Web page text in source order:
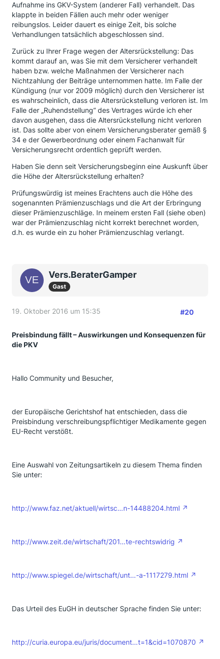
Aufnahme ins GKV-System (anderer Fall) verhandelt. Das
klappte in beiden Fällen auch mehr oder weniger
reibungslos. Leider dauert es einige Zeit, bis solche
Verhandlungen tatsächlich abgeschlossen sind.
Zurück zu Ihrer Frage wegen der Altersrückstellung: Das
kommt darauf an, was Sie mit dem Versicherer verhandelt
haben bzw. welche Maßnahmen der Versicherer nach
Nichtzahlung der Beiträge unternommen hatte. Im Falle der
Kündigung (nur vor 2009 möglich) durch den Versicherer ist
es wahrscheinlich, dass die Altersrückstellung verloren ist. Im
Falle der „Ruhendstellung“ des Vertrages würde ich eher
davon ausgehen, dass die Altersrückstellung nicht verloren
ist. Das sollte aber von einem Versicherungsberater gemäß §
34 e der Gewerbeordnung oder einem Fachanwalt für
Versicherungsrecht ordentlich geprüft werden.
Haben Sie denn seit Versicherungsbeginn eine Auskunft über
die Höhe der Altersrückstellung erhalten?
Prüfungswürdig ist meines Erachtens auch die Höhe des
sogenannten Prämienzuschlags und die Art der Erbringung
dieser Prämienzuschläge. In meinem ersten Fall (siehe oben)
war der Prämienzuschlag nicht korrekt berechnet worden,
d.h. es wurde ein zu hoher Prämienzuschlag verlangt.
Vers.BeraterGamper
Gast
19. Oktober 2016 um 15:35 #20
Preisbindung fällt – Auswirkungen und Konsequenzen für
die PKV
Hallo Community und Besucher,
der Europäische Gerichtshof hat entschieden, dass die
Preisbindung verschreibungspflichtiger Medikamente gegen
EU-Recht verstößt.
Eine Auswahl von Zeitungsartikeln zu diesem Thema finden
Sie unter:
http://www.faz.net/aktuell/wirtsc…n-14488204.html
http://www.zeit.de/wirtschaft/201…te-rechtswidrig
http://www.spiegel.de/wirtschaft/unt…-a-1117279.html
Das Urteil des EuGH in deutscher Sprache finden Sie unter:
http://curia.europa.eu/juris/document…t=1&cid=1070870